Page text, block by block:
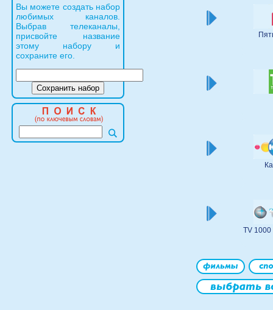
Вы можете создать набор
любимых каналов.
Выбрав телеканалы,
присвойте название
этому набору и
сохраните его.
TV 1000